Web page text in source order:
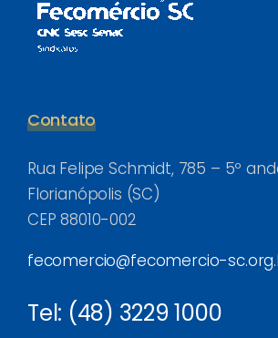
Contato
Rua Felipe Schmidt, 785 – 5º
Florianópolis (SC)
CEP 88010-002
fecomercio@fecomercio-
Tel: (48) 3229 1000